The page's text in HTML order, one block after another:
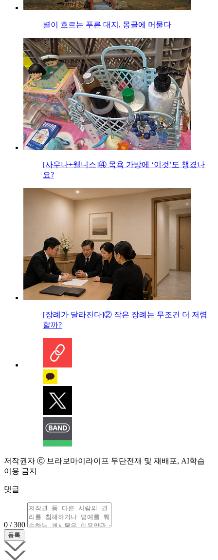
별이 흐르는 푸른 대지, 몽골에 머물다
[사우나+웰니스]④ 목욕 가방에 ‘이것’도 챙겼나
요?
[장례가 달라진다]② 작은 장례는 무조건 더 저렴
할까?
저작권자 ⓒ 브라보마이라이프 무단전재 및 재배포, AI학습
이용 금지
댓글
0 / 300